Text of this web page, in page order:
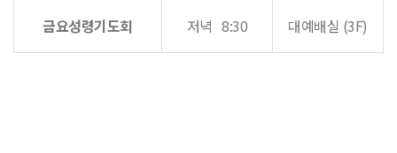
금요성령기도회 저녁 8:30 대예배실 (3F)